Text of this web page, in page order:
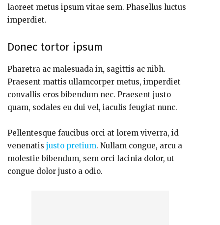
laoreet metus ipsum vitae sem. Phasellus luctus
imperdiet.
Donec tortor ipsum
Pharetra ac malesuada in, sagittis ac nibh.
Praesent mattis ullamcorper metus, imperdiet
convallis eros bibendum nec. Praesent justo
quam, sodales eu dui vel, iaculis feugiat nunc.
Pellentesque faucibus orci at lorem viverra, id
venenatis justo pretium. Nullam congue, arcu a
molestie bibendum, sem orci lacinia dolor, ut
congue dolor justo a odio.